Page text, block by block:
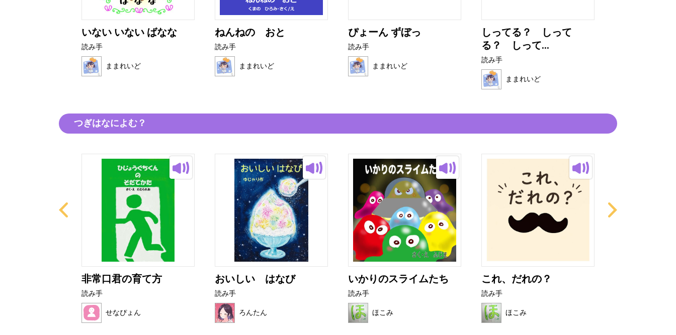
いない いない ばなな
読み手
ままれいど
ねんねの おと
読み手
ままれいど
ぴょーん ずぼっ
読み手
ままれいど
しってる？ しって
る？ しって...
読み手
ままれいど
つぎはなによむ？
非常口君の育て方
読み手
せなぴょん
おいしい はなび
読み手
ろんたん
いかりのスライムたち
読み手
ほこみ
これ、だれの？
読み手
ほこみ